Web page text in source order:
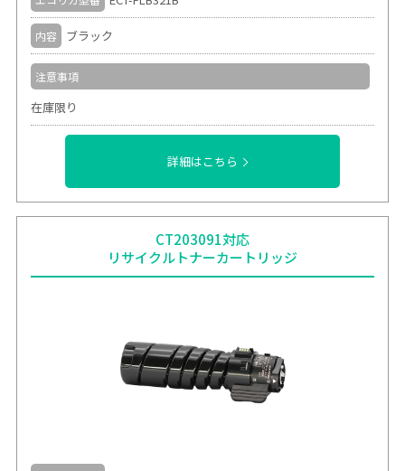
内容 ブラック
注意事項
在庫限り
詳細はこちら
CT203091対応
リサイクルトナーカートリッジ